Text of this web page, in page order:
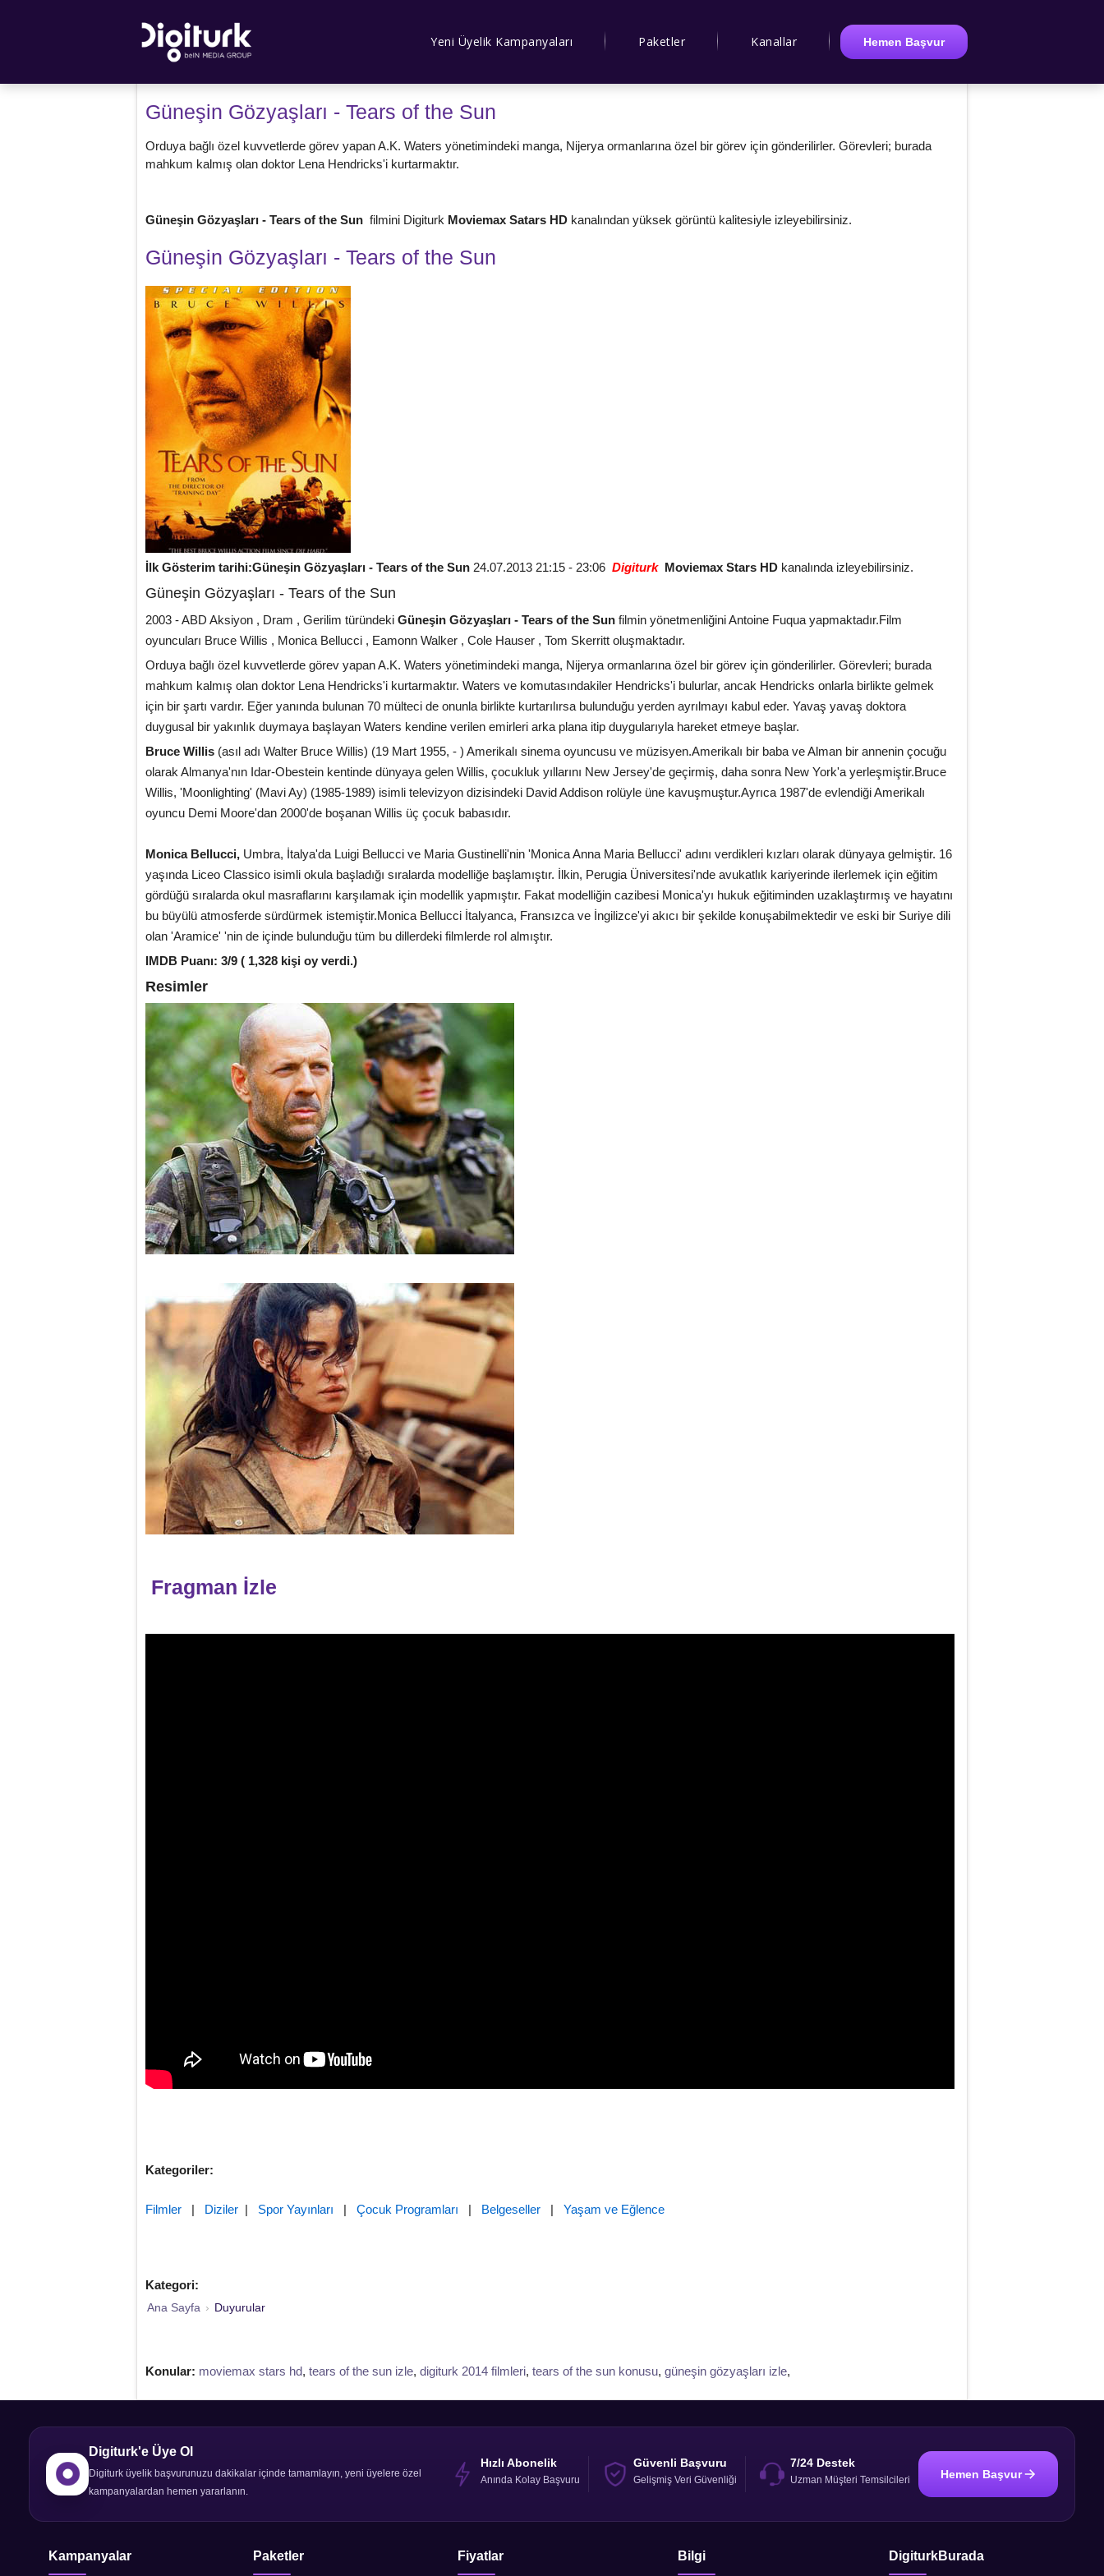
Yeni Üyelik Kampanyaları Paketler Kanallar Hemen Başvur
Güneşin Gözyaşları - Tears of the Sun
Orduya bağlı özel kuvvetlerde görev yapan A.K. Waters yönetimindeki manga, Nijerya ormanlarına özel bir görev için gönderilirler. Görevleri; burada
mahkum kalmış olan doktor Lena Hendricks'i kurtarmaktır.
Güneşin Gözyaşları - Tears of the Sun filmini Digiturk Moviemax Satars HD kanalından yüksek görüntü kalitesiyle izleyebilirsiniz.
Güneşin Gözyaşları - Tears of the Sun
İlk Gösterim tarihi:Güneşin Gözyaşları - Tears of the Sun 24.07.2013 21:15 - 23:06 Digiturk Moviemax Stars HD kanalında izleyebilirsiniz.
Güneşin Gözyaşları - Tears of the Sun
2003 - ABD Aksiyon , Dram , Gerilim türündeki Güneşin Gözyaşları - Tears of the Sun filmin yönetmenliğini Antoine Fuqua yapmaktadır.Film
oyuncuları Bruce Willis , Monica Bellucci , Eamonn Walker , Cole Hauser , Tom Skerritt oluşmaktadır.
Orduya bağlı özel kuvvetlerde görev yapan A.K. Waters yönetimindeki manga, Nijerya ormanlarına özel bir görev için gönderilirler. Görevleri; burada
mahkum kalmış olan doktor Lena Hendricks'i kurtarmaktır. Waters ve komutasındakiler Hendricks'i bulurlar, ancak Hendricks onlarla birlikte gelmek
için bir şartı vardır. Eğer yanında bulunan 70 mülteci de onunla birlikte kurtarılırsa bulunduğu yerden ayrılmayı kabul eder. Yavaş yavaş doktora
duygusal bir yakınlık duymaya başlayan Waters kendine verilen emirleri arka plana itip duygularıyla hareket etmeye başlar.
Bruce Willis (asıl adı Walter Bruce Willis) (19 Mart 1955, - ) Amerikalı sinema oyuncusu ve müzisyen.Amerikalı bir baba ve Alman bir annenin çocuğu
olarak Almanya'nın Idar-Obestein kentinde dünyaya gelen Willis, çocukluk yıllarını New Jersey'de geçirmiş, daha sonra New York'a yerleşmiştir.Bruce
Willis, 'Moonlighting' (Mavi Ay) (1985-1989) isimli televizyon dizisindeki David Addison rolüyle üne kavuşmuştur.Ayrıca 1987'de evlendiği Amerikalı
oyuncu Demi Moore'dan 2000'de boşanan Willis üç çocuk babasıdır.
Monica Bellucci, Umbra, İtalya'da Luigi Bellucci ve Maria Gustinelli'nin 'Monica Anna Maria Bellucci' adını verdikleri kızları olarak dünyaya gelmiştir. 16
yaşında Liceo Classico isimli okula başladığı sıralarda modelliğe başlamıştır. İlkin, Perugia Üniversitesi'nde avukatlık kariyerinde ilerlemek için eğitim
gördüğü sıralarda okul masraflarını karşılamak için modellik yapmıştır. Fakat modelliğin cazibesi Monica'yı hukuk eğitiminden uzaklaştırmış ve hayatını
bu büyülü atmosferde sürdürmek istemiştir.Monica Bellucci İtalyanca, Fransızca ve İngilizce'yi akıcı bir şekilde konuşabilmektedir ve eski bir Suriye dili
olan 'Aramice' 'nin de içinde bulunduğu tüm bu dillerdeki filmlerde rol almıştır.
IMDB Puanı: 3/9 ( 1,328 kişi oy verdi.)
Resimler
Fragman İzle
Kategoriler:
Filmler | Diziler | Spor Yayınları | Çocuk Programları | Belgeseller | Yaşam ve Eğlence
Kategori:
Ana Sayfa › Duyurular
Konular: moviemax stars hd, tears of the sun izle, digiturk 2014 filmleri, tears of the sun konusu, güneşin gözyaşları izle,
Digiturk'e Üye Ol
Digiturk üyelik başvurunuzu dakikalar içinde tamamlayın, yeni üyelere özel
kampanyalardan hemen yararlanın.
Hızlı Abonelik
Anında Kolay Başvuru
Güvenli Başvuru
Gelişmiş Veri Güvenliği
7/24 Destek
Uzman Müşteri Temsilcileri Hemen Başvur
Kampanyalar Paketler Fiyatlar Bilgi DigiturkBurada